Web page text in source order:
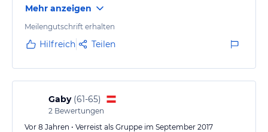
ausgesprochen freundlich und nett und wir haben
uns sehr wohl gefühlt. Das Essen war ausgezeichnet,
ausgerechnet in Salzburg haben wir einen der Besten
Mehr anzeigen
Meilengutschrift erhalten
Hilfreich Teilen
Gaby (61-65)
2 Bewertungen
Vor 8 Jahren • Verreist als Gruppe im September 2017